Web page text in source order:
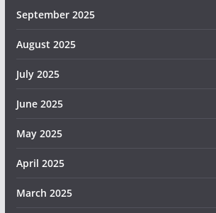
September 2025
August 2025
July 2025
June 2025
May 2025
April 2025
March 2025